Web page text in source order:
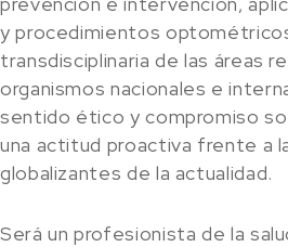
y procedimientos
transdisciplinaria de las áreas
organismos nacionales e
sentido ético y compromiso
una actitud proactiva frente a
globalizantes de la actualidad.
Será un profesionista de la